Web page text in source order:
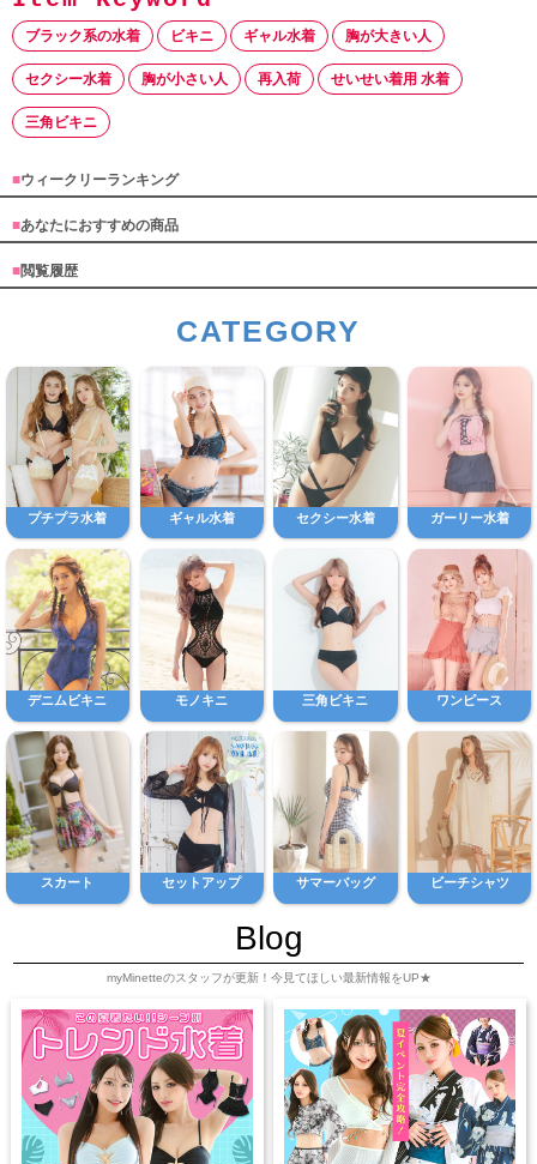
ブラック系の水着 ビキニ ギャル水着 胸が大きい人
セクシー水着 胸が小さい人 再入荷 せいせい着用 水着
三角ビキニ
■ウィークリーランキング
■あなたにおすすめの商品
■閲覧履歴
CATEGORY
プチプラ水着 ギャル水着 セクシー水着 ガーリー水着
デニムビキニ モノキニ 三角ビキニ ワンピース
スカート セットアップ サマーバッグ ビーチシャツ
Blog
myMinetteのスタッフが更新！今見てほしい最新情報をUP★